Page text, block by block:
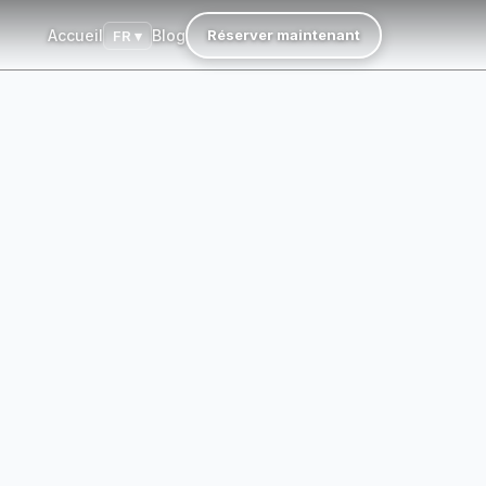
Accueil FR ▾ Blog Réserver maintenant